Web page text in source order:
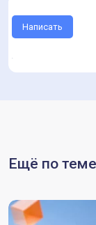
Написать
Ещё по теме